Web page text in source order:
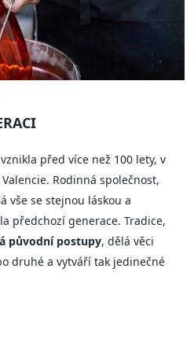
vznikla před více než 100 lety, v
Rodinná společnost,
vše se stejnou láskou a
předchozí generace. Tradice,
původní postupy, dělá věci
druhé a vytváří tak jedinečné